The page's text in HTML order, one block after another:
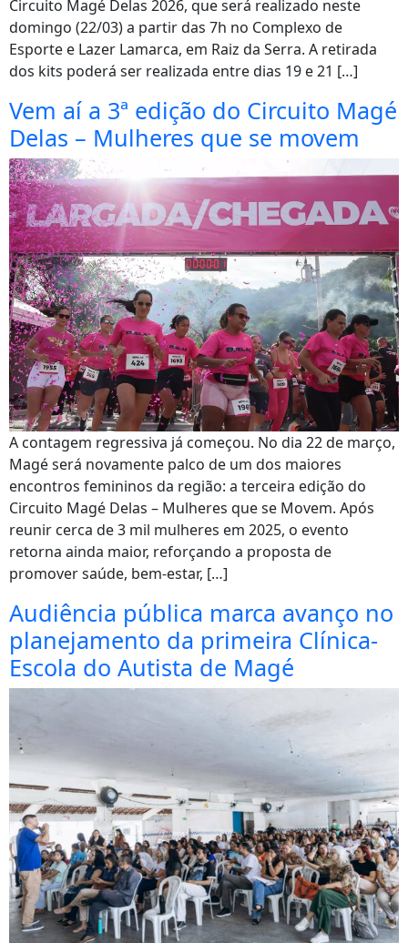
Circuito Magé Delas 2026, que será realizado neste
domingo (22/03) a partir das 7h no Complexo de
Esporte e Lazer Lamarca, em Raiz da Serra. A retirada
dos kits poderá ser realizada entre dias 19 e 21 […]
Vem aí a 3ª edição do Circuito Magé
Delas – Mulheres que se movem
A contagem regressiva já começou. No dia 22 de março,
Magé será novamente palco de um dos maiores
encontros femininos da região: a terceira edição do
Circuito Magé Delas – Mulheres que se Movem. Após
reunir cerca de 3 mil mulheres em 2025, o evento
retorna ainda maior, reforçando a proposta de
promover saúde, bem-estar, […]
Audiência pública marca avanço no
planejamento da primeira Clínica-
Escola do Autista de Magé